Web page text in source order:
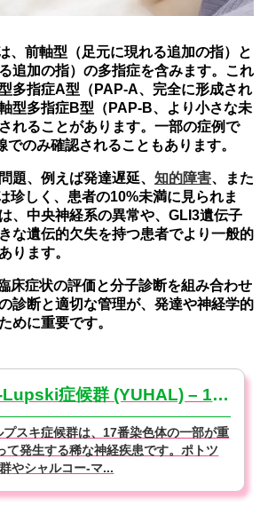
、前軸型（足元に現れる追加の指）と
追加の指）の多指症を含みます。これ
多指症A型（PAP-A、完全に形成され
型多指症B型（PAP-B、より小さな未
れることがあります。一部の症例で
でのみ確認されることもあります。
題、例えば発達遅延、 知的障害、また
珍しく、患者の10%未満に見られま
、中央神経系の異常や、GLI3遺伝子
な遺伝的欠失を持つ患者でより一般的
ります。
床症状の評価と分子診断を組み合わせ
診断と適切な管理が、発達や神経学的
めに重要です。
Yuan-Harel-Lupski症候群 (YUHAL) – 17p12
スキ症候群は、17番染色体の一部が重
て発生する稀な神経疾患です。ポトツ
やシャルコー-マ...